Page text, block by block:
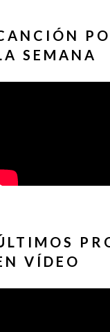
SEMANA
VÍDEO